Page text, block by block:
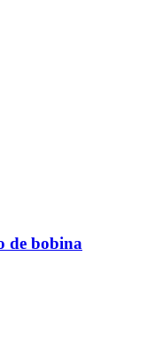
de bobina